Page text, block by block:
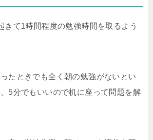
きて1時間程度の勉強時間を取るよう
たときでも全く朝の勉強がないとい
5分でもいいので机に座って問題を解